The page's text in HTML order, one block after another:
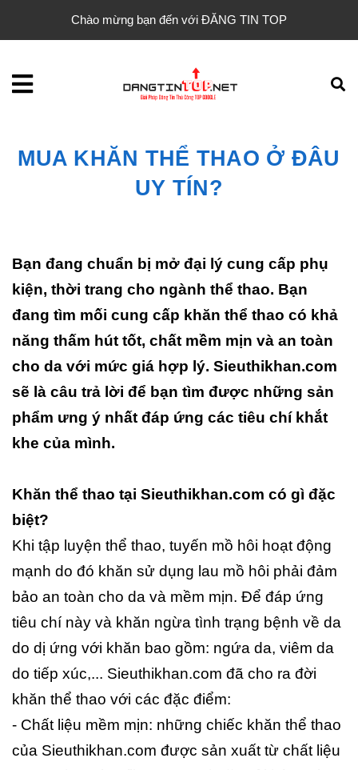
Chào mừng bạn đến với ĐĂNG TIN TOP
MUA KHĂN THỂ THAO Ở ĐÂU
UY TÍN?
Bạn đang chuẩn bị mở đại lý cung cấp phụ
kiện, thời trang cho ngành thể thao. Bạn
đang tìm mối cung cấp khăn thể thao có khả
năng thấm hút tốt, chất mềm mịn và an toàn
cho da với mức giá hợp lý. Sieuthikhan.com
sẽ là câu trả lời để bạn tìm được những sản
phẩm ưng ý nhất đáp ứng các tiêu chí khắt
khe của mình.
Khăn thể thao tại Sieuthikhan.com có gì đặc
biệt?
Khi tập luyện thể thao, tuyến mồ hôi hoạt động
mạnh do đó khăn sử dụng lau mồ hôi phải đảm
bảo an toàn cho da và mềm mịn. Để đáp ứng
tiêu chí này và khăn ngừa tình trạng bệnh về da
do dị ứng với khăn bao gồm: ngứa da, viêm da
do tiếp xúc,... Sieuthikhan.com đã cho ra đời
khăn thể thao với các đặc điểm:
- Chất liệu mềm mịn: những chiếc khăn thể thao
của Sieuthikhan.com được sản xuất từ chất liệu